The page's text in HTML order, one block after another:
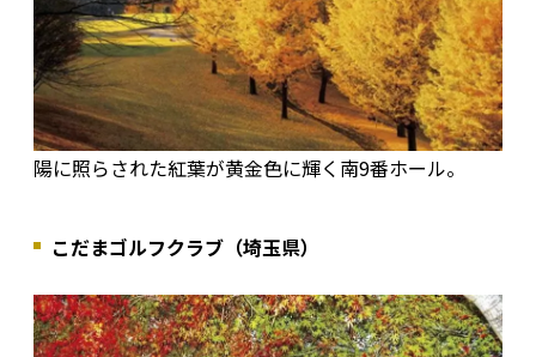
陽に照らされた紅葉が黄金色に輝く南9番ホール。
こだまゴルフクラブ（埼玉県）